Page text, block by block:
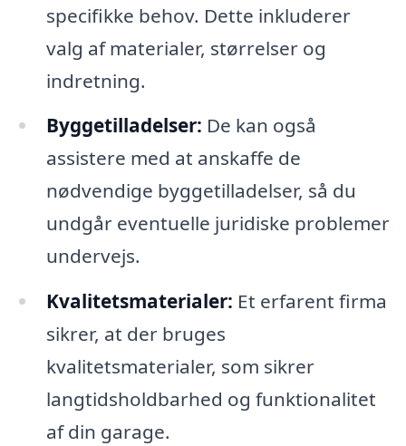
specifikke behov. Dette inkluderer
valg af materialer, størrelser og
indretning.
Byggetilladelser: De kan også
assistere med at anskaffe de
nødvendige byggetilladelser, så du
undgår eventuelle juridiske problemer
undervejs.
Kvalitetsmaterialer: Et erfarent firma
sikrer, at der bruges
kvalitetsmaterialer, som sikrer
langtidsholdbarhed og funktionalitet
af din garage.